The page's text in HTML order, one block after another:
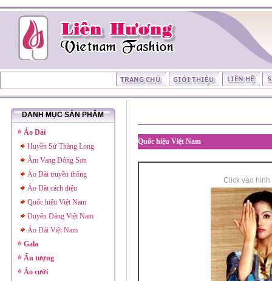
DANH MỤC SẢN PHẨM
Áo Dài
Huyền Sử Thăng Long
Âm Vang Đông Sơn
Áo Dài truyền thống
Áo Dài cách điệu
Quốc hiệu Việt Nam
Duyên Dáng Việt Nam
Áo Dài Việt Nam
Gala
Ấn tượng
Áo cưới
Quốc hiệu Việt Nam
Click vào